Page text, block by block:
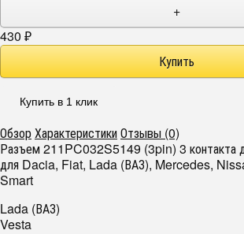
+
430 ₽
Купить в 1 клик
ОбзорХарактеристикиОтзывы (0)
Разъем 211PC032S5149 (3pin) 3 контакта
для Dacia, Fiat, Lada (ВАЗ), Mercedes,
Smart
Lada (ВАЗ)
Vesta